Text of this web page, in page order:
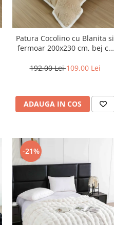
Patura Cocolino cu Blanita si
fermoar 200x230 cm, bej cu
192,00 Lei109,00 Lei
ADAUGA IN COS
-21%